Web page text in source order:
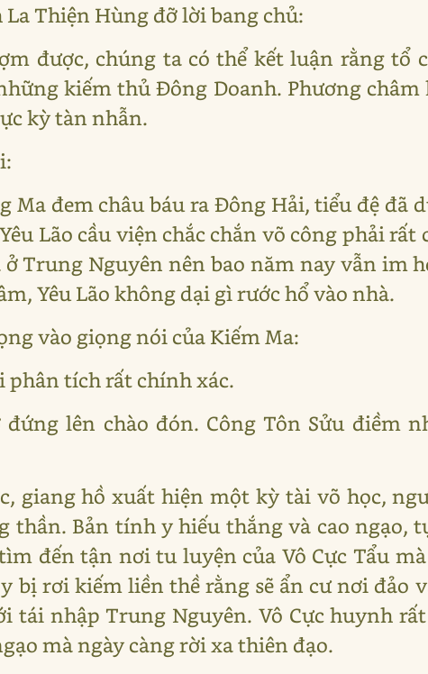
Thiện Hùng đỡ lời bang chủ:
được, chúng ta có thể kết luận rằng tổ
kiếm thủ Đông Doanh. Phương
kỳ tàn nhẫn.
Ma đem châu báu ra Đông Hải, tiểu đệ đã
Lão cầu viện chắc chắn võ công phải
Trung Nguyên nên bao năm nay vẫn im
Yêu Lão không dại gì rước hổ vào nhà.
vào giọng nói của Kiếm Ma:
phân tích rất chính xác.
lên chào đón. Công Tôn Sửu điềm
giang hồ xuất hiện một kỳ tài võ học,
thần. Bản tính y hiếu thắng và cao ngạo,
đến tận nơi tu luyện của Vô Cực Tẩu
bị rơi kiếm liền thề rằng sẽ ẩn cư nơi đảo
tái nhập Trung Nguyên. Vô Cực huynh
mà ngày càng rời xa thiên đạo.